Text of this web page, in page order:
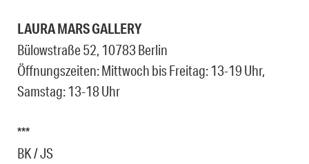
LAURA MARS GALLERY
Bülowstraße 52, 10783 Berlin
Öffnungszeiten: Mittwoch bis Freitag: 13-19 Uhr,
Samstag: 13-18 Uhr
***
BK / JS